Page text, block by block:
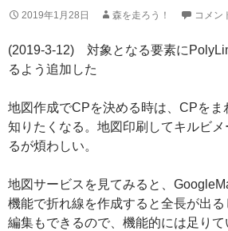
2019年1月28日 森を走ろう！ コメン
(2019-3-12) 対象となる要素に
るよう追加した
地図作成でCPを決める時は、CPをま
知りたくなる。地図印刷してキルビ
るが煩わしい。
地図サービスを見てみると、
機能で折れ線を作成すると全長が出る
編集もできるので、機能的には足り